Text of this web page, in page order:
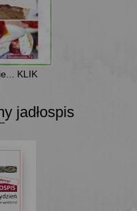
KLIK
jadłospis